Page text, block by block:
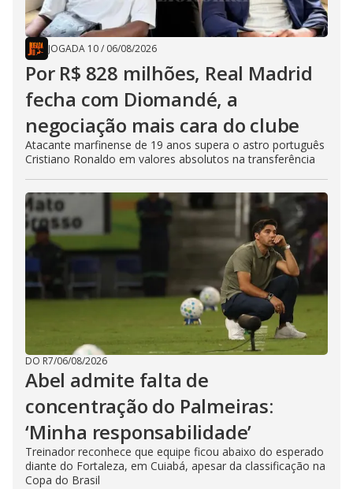
JOGADA 10/ 06/08/2026
Por R$ 828 milhões, Real Madrid
fecha com Diomandé, a
negociação mais cara do clube
Atacante marfinense de 19 anos supera o astro português
Cristiano Ronaldo em valores absolutos na transferência
DO R7/06/08/2026
Abel admite falta de
concentração do Palmeiras:
‘Minha responsabilidade’
Treinador reconhece que equipe ficou abaixo do esperado
diante do Fortaleza, em Cuiabá, apesar da classificação na
Copa do Brasil